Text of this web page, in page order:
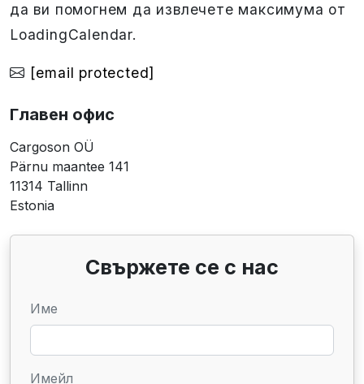
да ви помогнем да извлечете максимума от
LoadingCalendar.
[email protected]
Главен офис
Cargoson OÜ
Pärnu maantee 141
11314 Tallinn
Estonia
Свържете се с нас
Име
Имейл